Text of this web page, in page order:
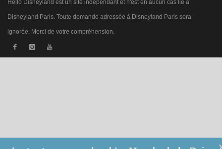
Hello Disneyland est un site indépendant et n'est en aucun cas lié à
Disneyland Paris. Toute demande adressée à Disneyland Paris sera
ignorée. Merci de votre compréhension.